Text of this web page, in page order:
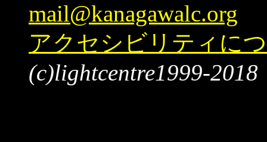
mail@kanagawalc.org
アクセシビリティに
(c)lightcentre1999-2018